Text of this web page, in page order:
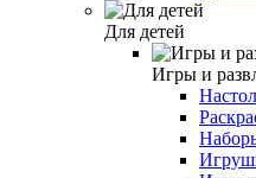
Для детей
Игры и